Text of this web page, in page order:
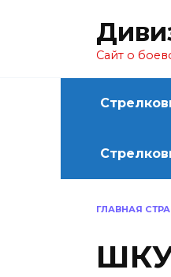
Сайт о
ГЛАВНАЯ